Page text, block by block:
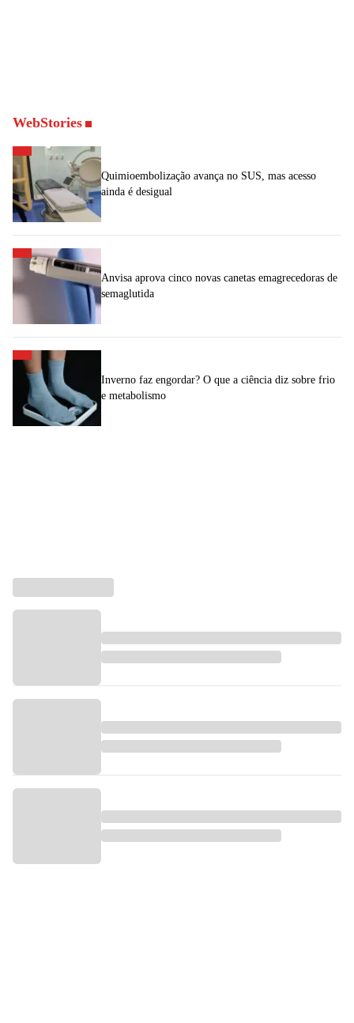
WebStories
Quimioembolização avança no SUS, mas acesso
ainda é desigual
Anvisa aprova cinco novas canetas emagrecedoras de
semaglutida
Inverno faz engordar? O que a ciência diz sobre frio
e metabolismo